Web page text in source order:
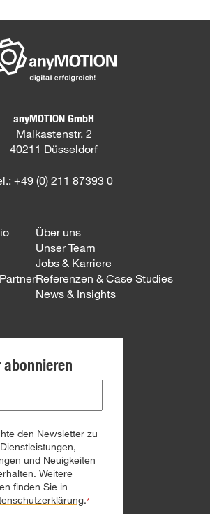
anyMOTION GmbH
Malkastenstr. 2
40211 Düsseldorf
+49 (0) 211 87393 0
Über uns
Unser Team
Jobs & Karriere
Referenzen & Case Studies
News & Insights
den Newsletter zu
und Neuigkeiten
Weitere
finden Sie in
.*